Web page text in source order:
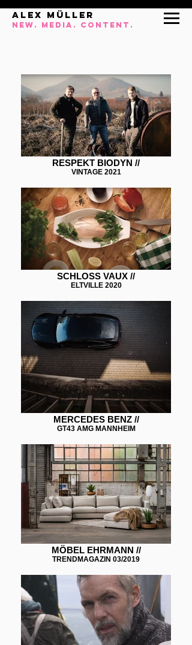
ALEX MÜLLEr
NEW. MEDIA. CONTENT.
RESPEKT BIODYN //
VINTAGE 2021
SCHLOSS VAUX //
ELTVILLE 2020
MERCEDES BENZ //
GT43 AMG MANNHEIM
MÖBEL EHRMANN //
TRENDMAGAZIN 03/2019